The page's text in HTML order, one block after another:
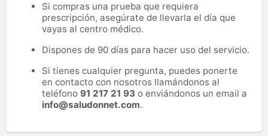
Si compras una prueba que requiera
prescripción, asegúrate de llevarla el día que
vayas al centro médico.
Dispones de 90 días para hacer uso del servicio.
Si tienes cualquier pregunta, puedes ponerte
en contacto con nosotros llamándonos al
teléfono 91 217 21 93 o enviándonos un email a
info@saludonnet.com.